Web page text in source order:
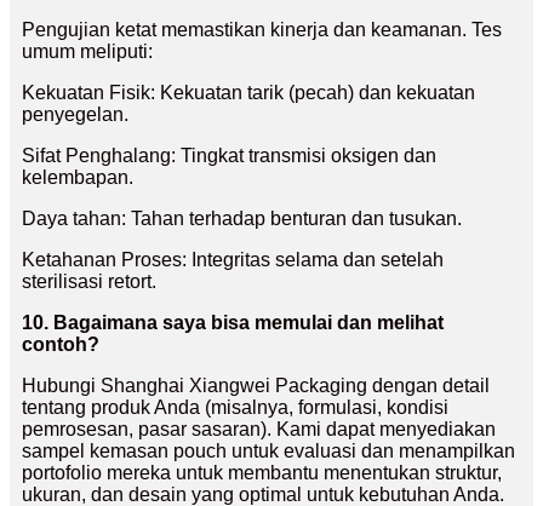
Pengujian ketat memastikan kinerja dan keamanan. Tes
umum meliputi:
Kekuatan Fisik: Kekuatan tarik (pecah) dan kekuatan
penyegelan.
Sifat Penghalang: Tingkat transmisi oksigen dan
kelembapan.
Daya tahan: Tahan terhadap benturan dan tusukan.
Ketahanan Proses: Integritas selama dan setelah
sterilisasi retort.
10. Bagaimana saya bisa memulai dan melihat
contoh?
Hubungi Shanghai Xiangwei Packaging dengan detail
tentang produk Anda (misalnya, formulasi, kondisi
pemrosesan, pasar sasaran). Kami dapat menyediakan
sampel kemasan pouch untuk evaluasi dan menampilkan
portofolio mereka untuk membantu menentukan struktur,
ukuran, dan desain yang optimal untuk kebutuhan Anda.